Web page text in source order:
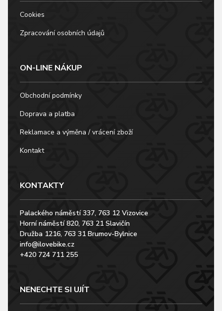
Cookies
Zpracování osobních údajů
ON-LINE NÁKUP
Obchodní podmínky
Doprava a platba
Reklamace a výměna / vrácení zboží
Kontakt
KONTAKTY
Palackého náměstí 337, 763 12 Vizovice
Horní náměstí 820, 763 21 Slavičín
Družba 1216, 763 31 Brumov-Bylnice
info@ilovebike.cz
+420 724 711 255
NENECHTE SI UJÍT